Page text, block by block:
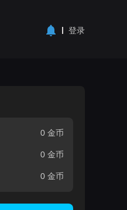
登录
0 金币
0 金币
0 金币